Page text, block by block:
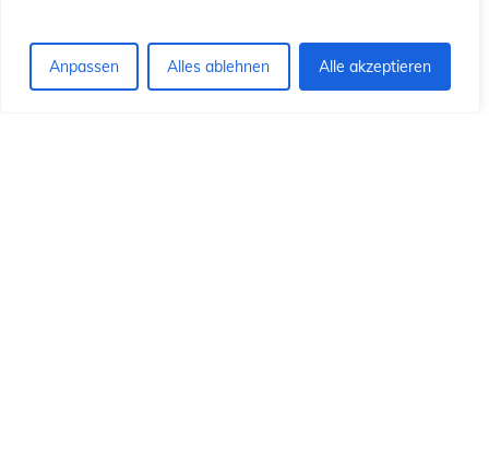
Anpassen Alles ablehnen Alle akzeptieren